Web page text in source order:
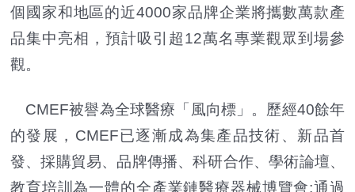
個國家和地區的近4000家品牌企業將攜數萬款產
品集中亮相，預計吸引超12萬名專業觀眾到場參
觀。
CMEF被譽為全球醫療「風向標」。歷經40餘年
的發展，CMEF已逐漸成為集產品技術、新品首
發、採購貿易、品牌傳播、科研合作、學術論壇、
教育培訓為一體的全產業鏈醫療器械博覽會;通過